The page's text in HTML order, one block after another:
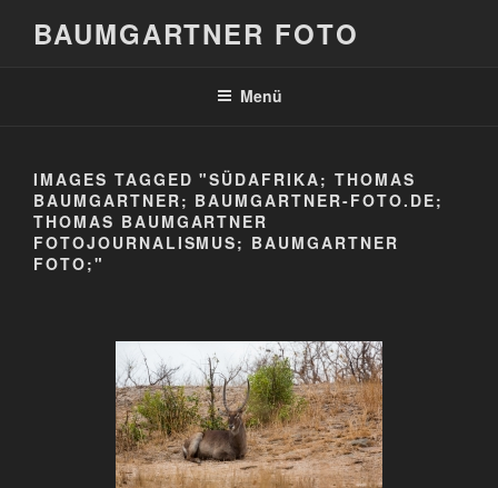
BAUMGARTNER FOTO
Menü
IMAGES TAGGED "SÜDAFRIKA; THOMAS
BAUMGARTNER; BAUMGARTNER-FOTO.DE;
THOMAS BAUMGARTNER
FOTOJOURNALISMUS; BAUMGARTNER
FOTO;"